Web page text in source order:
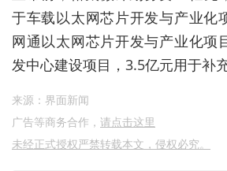
于车载以太网芯片开发与产业化
网通以太网芯片开发与产业化项
发中心建设项目，3.5亿元用于补
来源：界面新闻
广告等商务合作， 请点击这里
未经正式授权严禁转载本文，侵权必究。